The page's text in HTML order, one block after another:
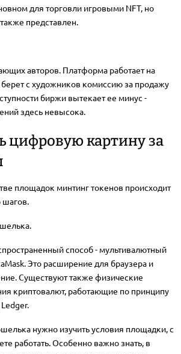
для торговли игровыми NFT, но
представлен.
авторов. Платформа работает на
с художников комиссию за продажу
биржи вытекает ее минус -
здесь невысока.
цифровую картину за
площадок минтинг токенов происходит
шагов.
способ - мультивалютный
Это расширение для браузера и
Существуют также физические
криптовалют, работающие по принципу
нужно изучить условия площадки, с
работать. Особенно важно знать, в